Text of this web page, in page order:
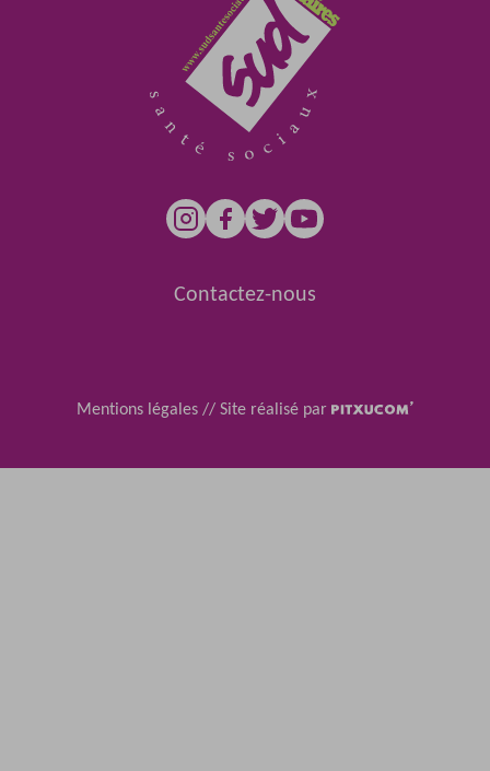
Contactez-nous
Mentions légales //Site réalisé par